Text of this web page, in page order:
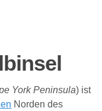
York Peninsula) ist
Norden des